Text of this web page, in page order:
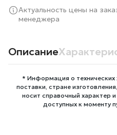
Актуальность цены на
менеджера
Описание
* Информация о технических
поставки, стране
носит справочный характер
доступных к моменту